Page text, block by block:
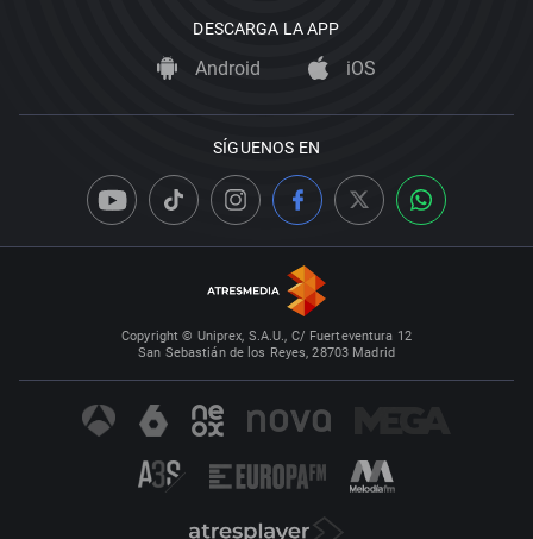
DESCARGA LA APP
Android iOS
SÍGUENOS EN
Copyright © Uniprex, S.A.U., C/ Fuerteventura 12
San Sebastián de los Reyes, 28703 Madrid